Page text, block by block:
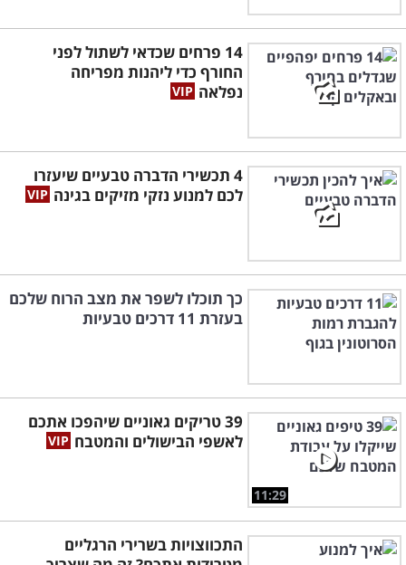
14 פרחים שכדאי לשתול לפני
החורף כדי ליהנות מפריחה
נפלאה
4 תכשירי הדברה טבעיים שיעזרו
לכם למנוע נזקי מזיקים בגינה
כך תוכלו לשפר את מצב הרוח שלכם
בעזרת 11 דרכים טבעיות
11:29
39 טריקים גאוניים שיהפכו אתכם
לאשפי הבישולים והמטבח
התכווצויות בשרירי הרגליים